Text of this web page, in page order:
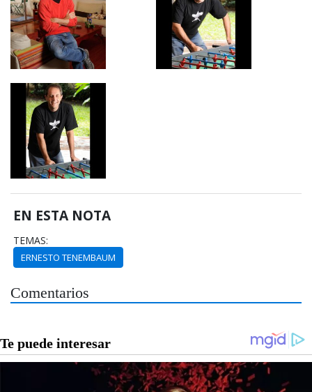
EN ESTA NOTA
TEMAS:
ERNESTO TENEMBAUM
Comentarios